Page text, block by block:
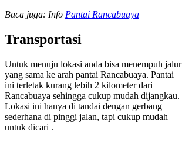
Baca juga: Info Pantai Rancabuaya
Transportasi
Untuk menuju lokasi anda bisa menempuh jalur
yang sama ke arah pantai Rancabuaya. Pantai
ini terletak kurang lebih 2 kilometer dari
Rancabuaya sehingga cukup mudah dijangkau.
Lokasi ini hanya di tandai dengan gerbang
sederhana di pinggi jalan, tapi cukup mudah
untuk dicari .